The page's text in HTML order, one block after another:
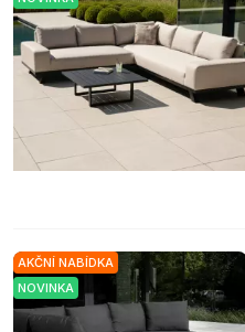
AKČNÍ NABÍDKA
NOVINKA